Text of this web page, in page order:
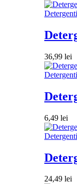
36,99 lei
6,49 lei
24,49 lei